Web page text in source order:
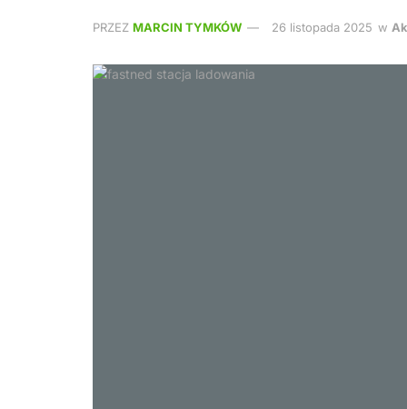
PRZEZ MARCIN TYMKÓW 26 listopada 2025 w